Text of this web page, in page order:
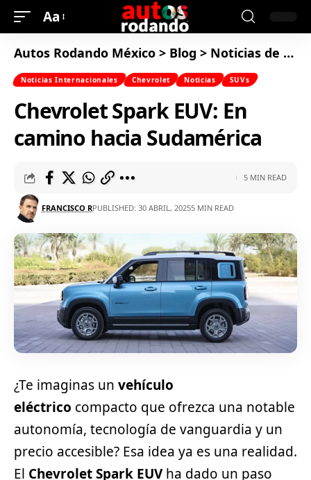
Aa
Autos Rodando México > Blog > Noticias de Autos
Noticias Internacionales Chevrolet Noticias SUVs
Chevrolet Spark EUV: En
camino hacia Sudamérica
FRANCISCO RPUBLISHED: 30 ABRIL, 20255 MIN READ
5 MIN READ
¿Te imaginas un vehículo
eléctrico compacto que ofrezca una notable
autonomía, tecnología de vanguardia y un
precio accesible? Esa idea ya es una realidad.
El Chevrolet Spark EUVha dado un paso